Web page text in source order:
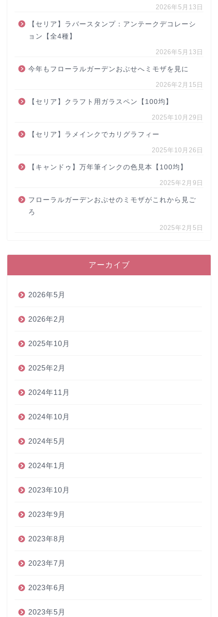
2026年5月13日
【セリア】ラバースタンプ：アンテークデコレーシ
ョン【全4種】
2026年5月13日
今年もフローラルガーデンおぶせへミモザを見に
2026年2月15日
【セリア】クラフト用ガラスペン【100均】
2025年10月29日
【セリア】ラメインクでカリグラフィー
2025年10月26日
【キャンドゥ】万年筆インクの色見本【100均】
2025年2月9日
フローラルガーデンおぶせのミモザがこれから見ご
ろ
2025年2月5日
アーカイブ
2026年5月
2026年2月
2025年10月
2025年2月
2024年11月
2024年10月
2024年5月
2024年1月
2023年10月
2023年9月
2023年8月
2023年7月
2023年6月
2023年5月